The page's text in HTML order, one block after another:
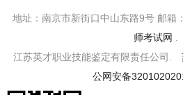
地址：南京市新街口中山东路9号 邮箱
师考试网
江苏英才职业技能鉴定有限责任公司.
公网安备